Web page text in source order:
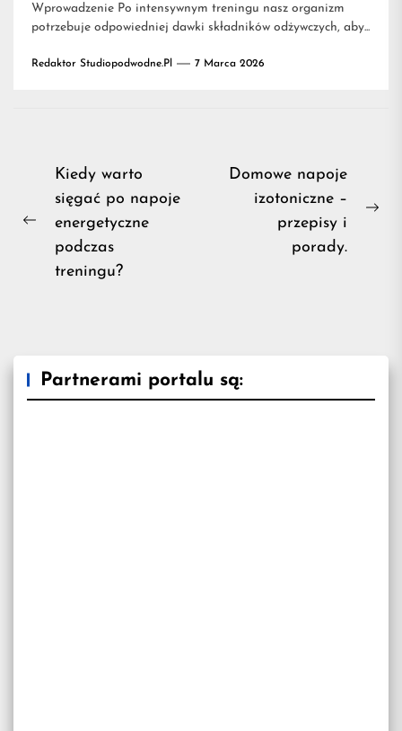
Wprowadzenie Po intensywnym treningu nasz organizm
potrzebuje odpowiedniej dawki składników odżywczych, aby...
Redaktor Studiopodwodne.pl 7 Marca 2026
Nawigacja
wpisu
Previous
Kiedy warto
sięgać po napoje
energetyczne
podczas
treningu?
Domowe napoje
izotoniczne –
przepisy i
porady.
Partnerami portalu są: